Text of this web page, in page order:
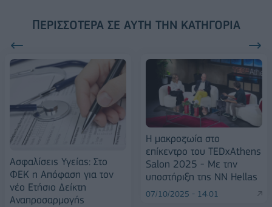
ΠΕΡΙΣΣΌΤΕΡΑ ΣΕ ΑΥΤΉ ΤΗΝ ΚΑΤΗΓΟΡΊΑ
Ασφαλίσεις Υγείας: Στο
ΦΕΚ η Απόφαση για τον
νέο Ετήσιο Δείκτη
Αναπροσαρμογής
Η μακροζωία στο
επίκεντρο του TEDxAthens
Salon 2025 - Με την
υποστήριξη της ΝΝ Hellas
07/10/2025 - 14:01